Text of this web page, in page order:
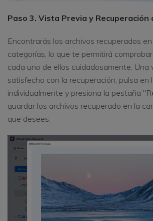
Paso 3. Vista Previa y Recuperación
Encontrarás los archivos recuperados
categorías, lo que te permitirá
cada uno de ellos cuidadosamente. Una
satisfecho con la recuperación, pulsa en
individualmente y presiona la pestaña
guardar los archivos recuperado en la
que desees.